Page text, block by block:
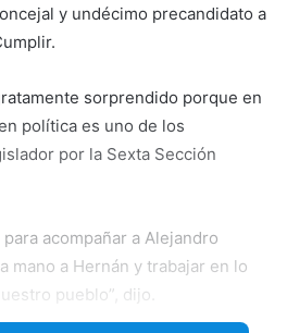
y undécimo precandidato a
sorprendido porque en
política es uno de los
por la Sexta Sección
acompañar a Alejandro
mano a Hernán y trabajar en lo
pueblo”, dijo.